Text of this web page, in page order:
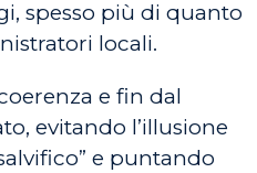
spesso più di quanto
locali.
e fin dal
evitando l’illusione
e puntando